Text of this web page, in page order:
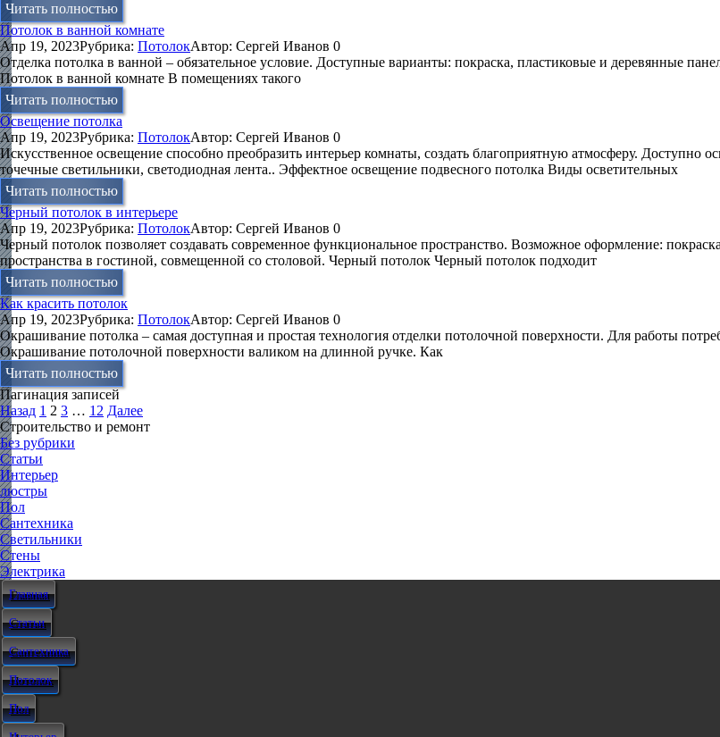
Читать полностью
Потолок в ванной комнате
Апр 19, 2023Рубрика: ПотолокАвтор: Сергей Иванов 0
Отделка потолка в ванной – обязательное условие. Доступные варианты: покраска, пластиковые и деревянные
Потолок в ванной комнате В помещениях такого
Читать полностью
Освещение потолка
Апр 19, 2023Рубрика: ПотолокАвтор: Сергей Иванов 0
Искусственное освещение способно преобразить интерьер комнаты, создать благоприятную атмосферу.
точечные светильники, светодиодная лента.. Эффектное освещение подвесного потолка Виды осветительных
Читать полностью
Черный потолок в интерьере
Апр 19, 2023Рубрика: ПотолокАвтор: Сергей Иванов 0
Черный потолок позволяет создавать современное функциональное пространство. Возможное оформление:
пространства в гостиной, совмещенной со столовой. Черный потолок Черный потолок подходит
Читать полностью
Как красить потолок
Апр 19, 2023Рубрика: ПотолокАвтор: Сергей Иванов 0
Окрашивание потолка – самая доступная и простая технология отделки потолочной поверхности. Для работы
Окрашивание потолочной поверхности валиком на длинной ручке. Как
Читать полностью
Пагинация записей
Назад 1 2 3 … 12 Далее
Строительство и ремонт
Без рубрики
Статьи
Интерьер
люстры
Пол
Сантехника
Светильники
Стены
Электрика
Главная
Статьи
Сантехника
Потолок
Пол